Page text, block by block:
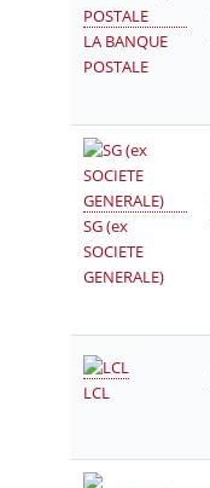
LA BANQUE
POSTALE
SG (ex
SOCIETE
GENERALE)
LCL